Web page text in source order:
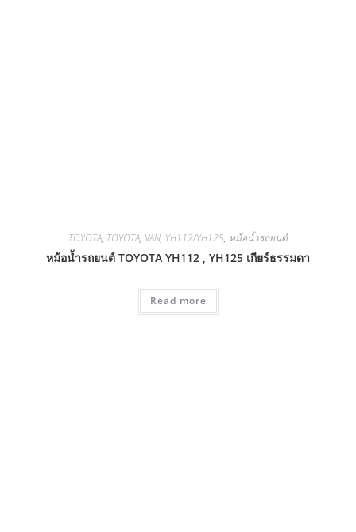
TOYOTA, TOYOTA, VAN, YH112/YH125, หม้อน้ำรถยนต์
หม้อน้ำรถยนต์ TOYOTA YH112 , YH125 เกียร์ธรรมดา
Read more